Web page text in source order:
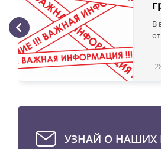
В
УЗНАЙ О НАШИХ